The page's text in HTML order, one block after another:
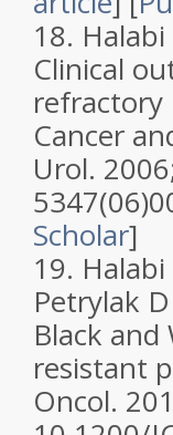
18. Halabi
Clinical
refractory
Cancer
Urol.
Scholar]
19.
Petrylak
Black
resistant
Oncol.